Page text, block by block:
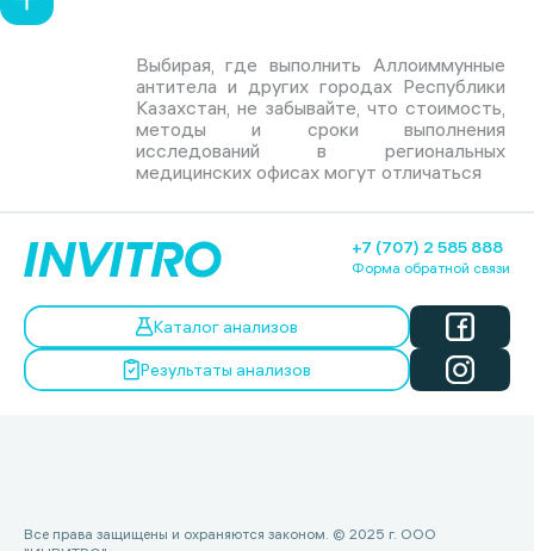
Выбирая, где выполнить Аллоиммунные
антитела и других городах Республики
Казахстан, не забывайте, что стоимость,
методы и сроки выполнения
исследований в региональных
медицинских офисах могут отличаться
+7 (707) 2 585 888
Форма обратной связи
Каталог анализов
Результаты анализов
Все права защищены и охраняются законом. © 2025 г. ООО